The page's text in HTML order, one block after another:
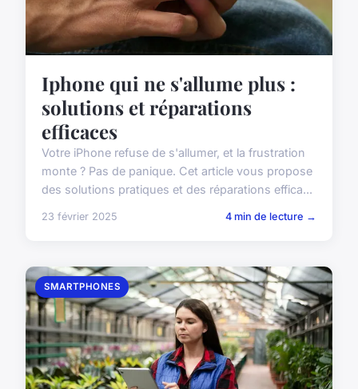
Iphone qui ne s'allume plus :
solutions et réparations
efficaces
Votre iPhone refuse de s'allumer, et la frustration
monte ? Pas de panique. Cet article vous propose
des solutions pratiques et des réparations effica...
23 février 2025 4 min de lecture →
SMARTPHONES